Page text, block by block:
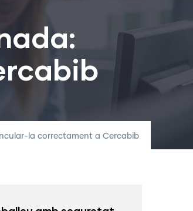
la correctament a Cercabib